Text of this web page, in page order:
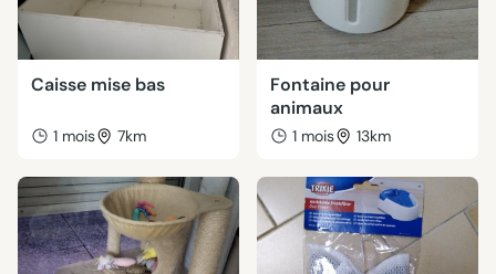
Caisse mise bas
1 mois 7km
Fontaine pour
animaux
1 mois 13km